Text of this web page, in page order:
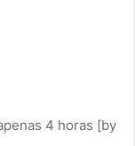
4 horas [by